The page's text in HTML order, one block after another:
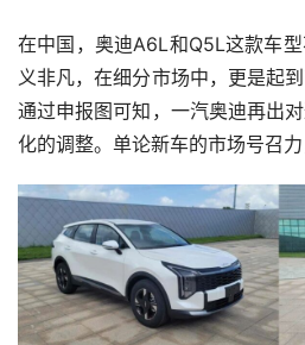
在中国，奥迪A6L和Q5L这款车
义非凡，在细分市场中，更是起
通过申报图可知，一汽奥迪再出
化的调整。单论新车的市场号召力